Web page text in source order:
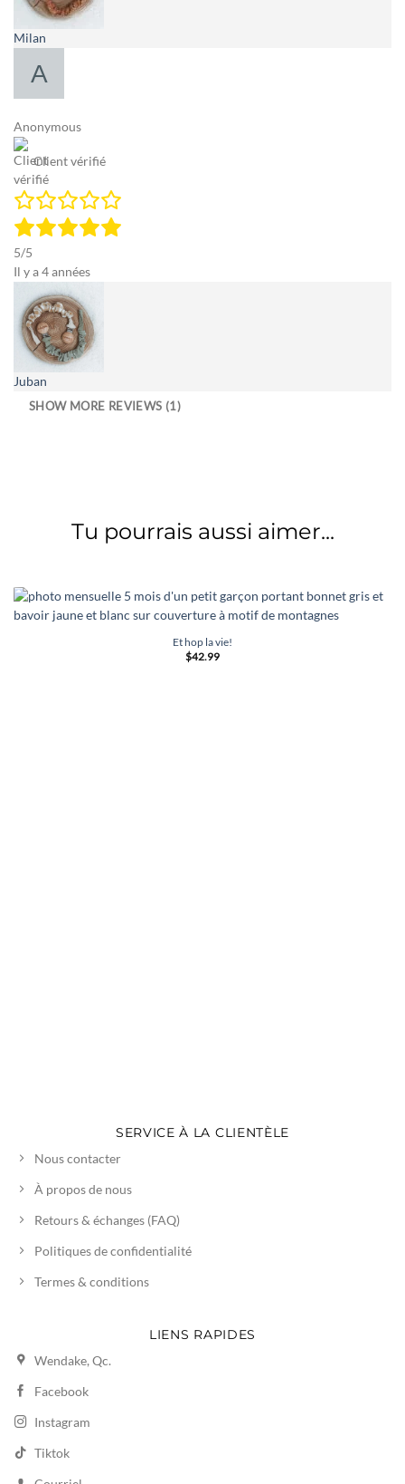
Milan
Anonymous
Client vérifié
5/5
Il y a 4 années
Juban
SHOW MORE REVIEWS (1)
Tu pourrais aussi aimer...
Et hop la vie!
$42.99
SERVICE À LA CLIENTÈLE
Nous contacter
À propos de nous
Retours & échanges (FAQ)
Politiques de confidentialité
Termes & conditions
LIENS RAPIDES
Wendake, Qc.
Facebook
Instagram
Tiktok